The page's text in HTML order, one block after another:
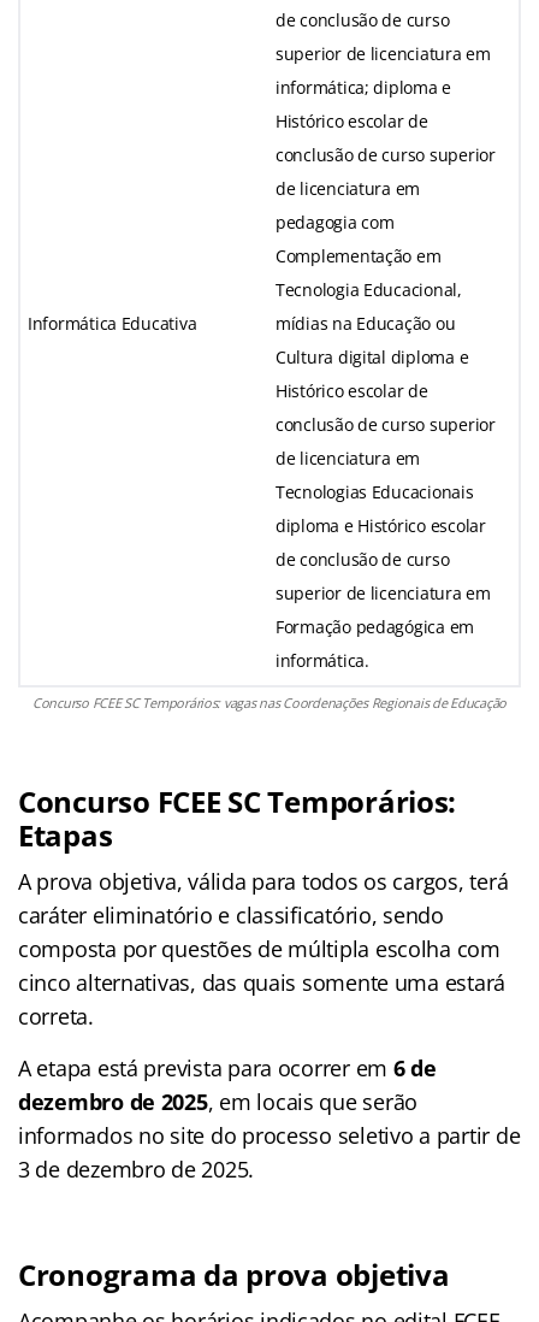
Informática Educativa
de conclusão de curso
superior de licenciatura em
informática; diploma e
Histórico escolar de
conclusão de curso superior
de licenciatura em
pedagogia com
Complementação em
Tecnologia Educacional,
mídias na Educação ou
Cultura digital diploma e
Histórico escolar de
conclusão de curso superior
de licenciatura em
Tecnologias Educacionais
diploma e Histórico escolar
de conclusão de curso
superior de licenciatura em
Formação pedagógica em
informática.
Concurso FCEE SC Temporários: vagas nas Coordenações Regionais de Educação
Concurso FCEE SC Temporários:
Etapas
A prova objetiva, válida para todos os cargos, terá
caráter eliminatório e classificatório, sendo
composta por questões de múltipla escolha com
cinco alternativas, das quais somente uma estará
correta.
A etapa está prevista para ocorrer em 6 de
dezembro de 2025, em locais que serão
informados no site do processo seletivo a partir de
3 de dezembro de 2025.
Cronograma da prova objetiva